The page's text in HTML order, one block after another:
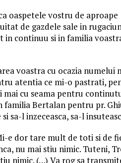
oaspetele vostru de
de gazdele sale in
in continuu si in familia
voastra cu ocazia numelui
atentia ce mi-o pastrati,
cu seama pentru
Bertalan pentru pr.
sa-l inzeceasca, sa-l
e dor tare mult de toti si de
nu mai stiu nimic. Tuteni,
nimic. (…) Va rog sa